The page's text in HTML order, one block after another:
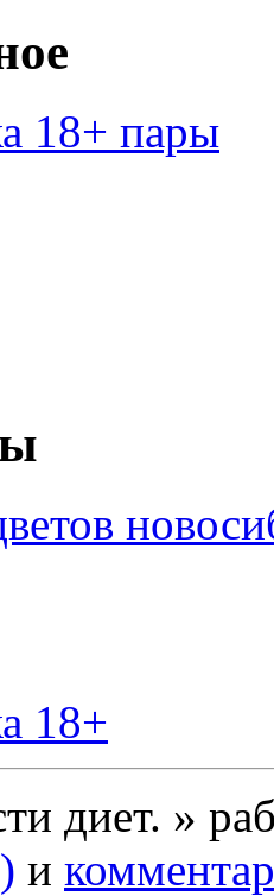
18+ пары
18+
диет. »
и